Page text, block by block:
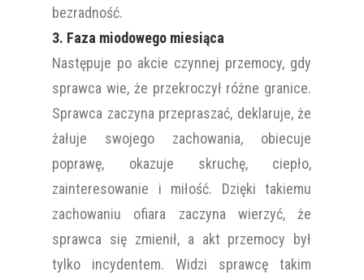
bezradność.
3. Faza miodowego miesiąca
Następuje po akcie czynnej przemocy, gdy
sprawca wie, że przekroczył różne granice.
Sprawca zaczyna przepraszać, deklaruje, że
żałuje swojego zachowania, obiecuje
poprawę, okazuje skruchę, ciepło,
zainteresowanie i miłość. Dzięki takiemu
zachowaniu ofiara zaczyna wierzyć, że
sprawca się zmienił, a akt przemocy był
tylko incydentem. Widzi sprawcę takim